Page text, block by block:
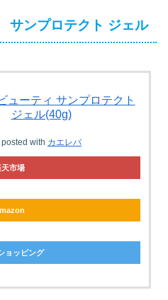
ンプロテクト ジェル
ューティ サンプロテクト
ジェル(40g)
posted with カエレバ
天市場
ョッピング